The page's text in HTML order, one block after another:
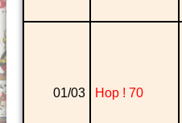
01/03 Hop ! 70